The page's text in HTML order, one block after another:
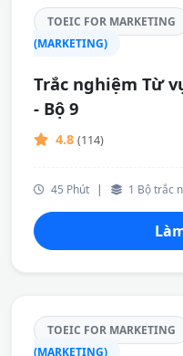
TOEIC FOR MARKETING
(MARKETING)
Trắc nghiệm Từ
- Bộ 9
4.8 (114)
45 Phút | 1 Bộ trắc
TOEIC FOR MARKETING
(MARKETING)